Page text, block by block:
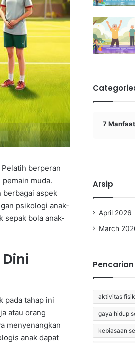
berperan
muda.
aspek
psikologi anak-
sepak bola anak-
pada tahap ini
atau orang
menyenangkan
anak dapat
7
Arsip
April 2026
March
Pencarian
aktivitas fisik
gaya hidup
kebiasaan